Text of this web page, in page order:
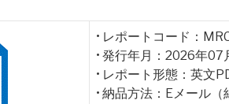
• レポートコード：
• 発行年月：2026年07
• レポート形態：英文
• 納品方法：Eメール（